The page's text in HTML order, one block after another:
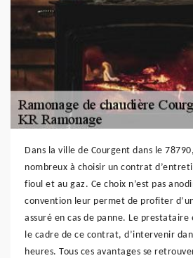
Dans la ville de Courgent dans le
nombreux à choisir un contrat
fioul et au gaz. Ce choix n’est pas
convention leur permet de profiter
assuré en cas de panne. Le prestataire
le cadre de ce contrat, d’intervenir
heures. Tous ces avantages se